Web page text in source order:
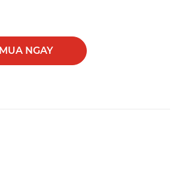
MUA NGAY